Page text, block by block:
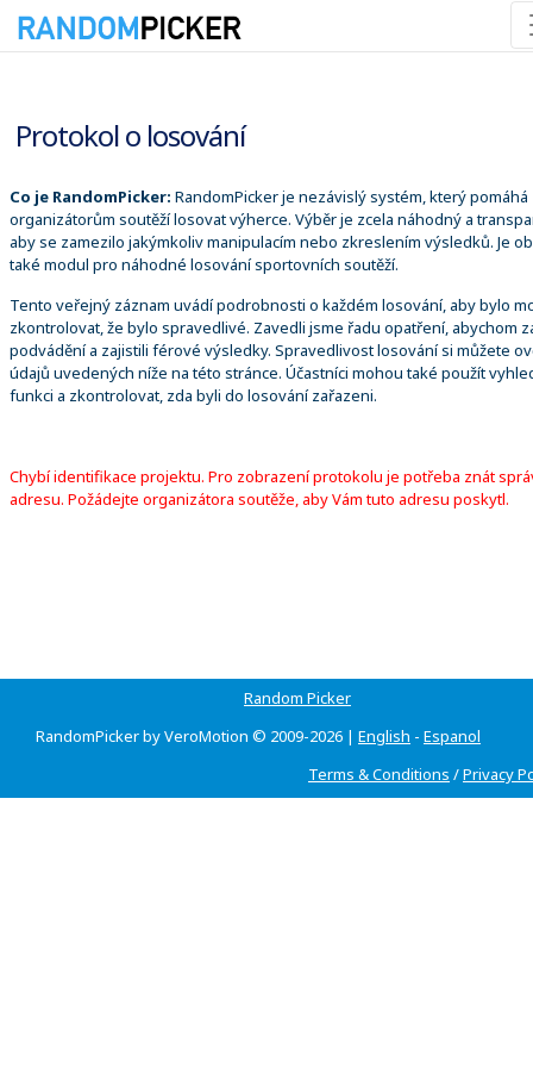
Protokol o losování
Co je RandomPicker: RandomPicker je nezávislý systém, který pomáhá
organizátorům soutěží losovat výherce. Výběr je zcela náhodný a
aby se zamezilo jakýmkoliv manipulacím nebo zkreslením výsledků. Je
také modul pro náhodné losování sportovních soutěží.
Tento veřejný záznam uvádí podrobnosti o každém losování, aby bylo
zkontrolovat, že bylo spravedlivé. Zavedli jsme řadu opatření, abychom
podvádění a zajistili férové výsledky. Spravedlivost losování si můžete
údajů uvedených níže na této stránce. Účastníci mohou také použít
funkci a zkontrolovat, zda byli do losování zařazeni.
Chybí identifikace projektu. Pro zobrazení protokolu je potřeba znát
adresu. Požádejte organizátora soutěže, aby Vám tuto adresu poskytl.
Random Picker
RandomPicker by VeroMotion © 2009-2026 | English - Espanol
Terms & Conditions /Privacy